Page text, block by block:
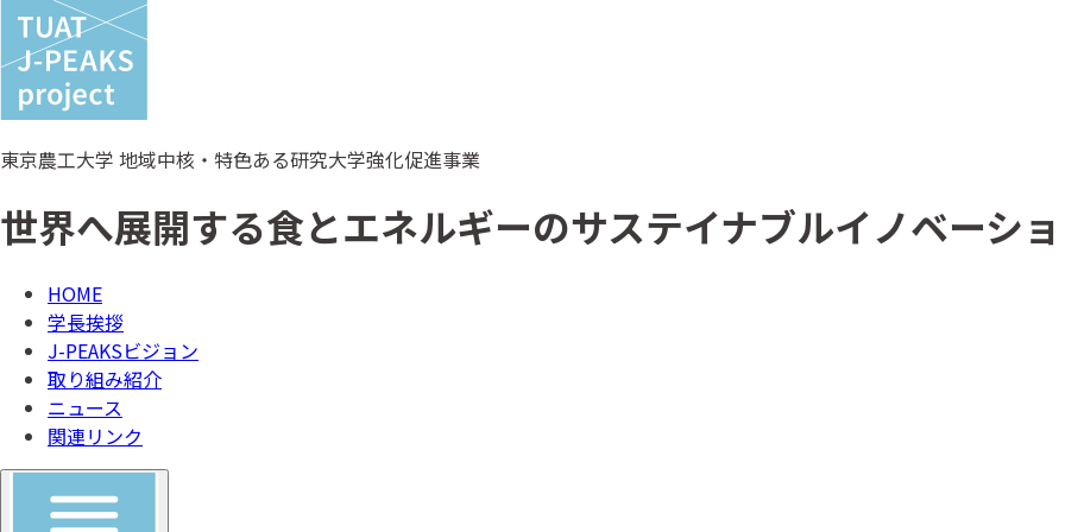
東京農工大学 地域中核・特色ある研究大学強化促進事業
世界へ展開する食とエネルギーのサステイナブルイノベーシ
HOME
学長挨拶
J-PEAKSビジョン
取り組み紹介
ニュース
関連リンク